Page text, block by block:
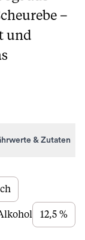
–
und
& Zutaten
12,5 %